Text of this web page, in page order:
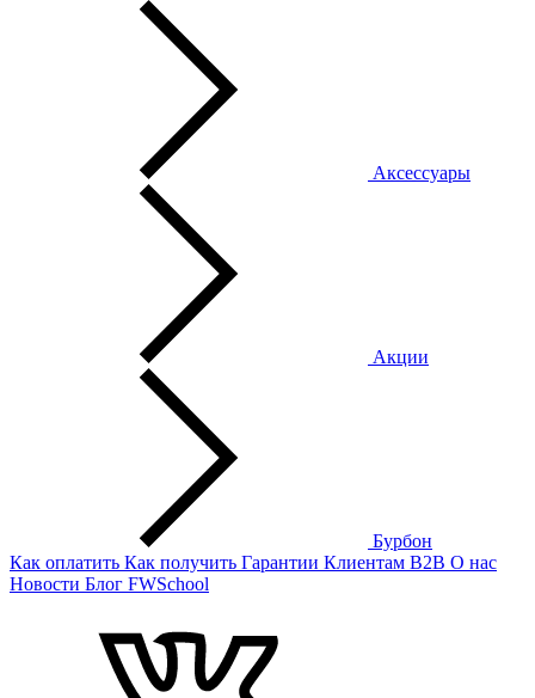
Аксессуары
Акции
Бурбон
Как оплатить Как получить Гарантии Клиентам B2B О нас
Новости Блог FWSchool